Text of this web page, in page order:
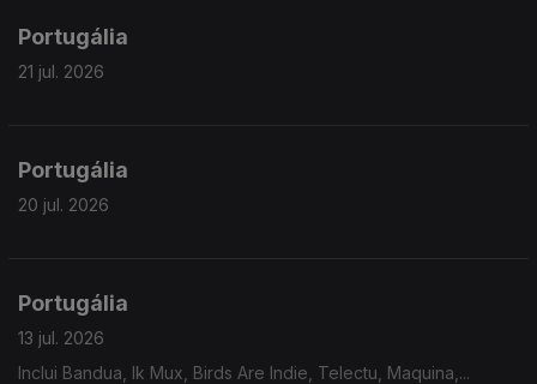
Portugália
21 jul. 2026
Portugália
20 jul. 2026
Portugália
13 jul. 2026
Inclui Bandua, Ik Mux, Birds Are Indie, Telectu, Maquina,...